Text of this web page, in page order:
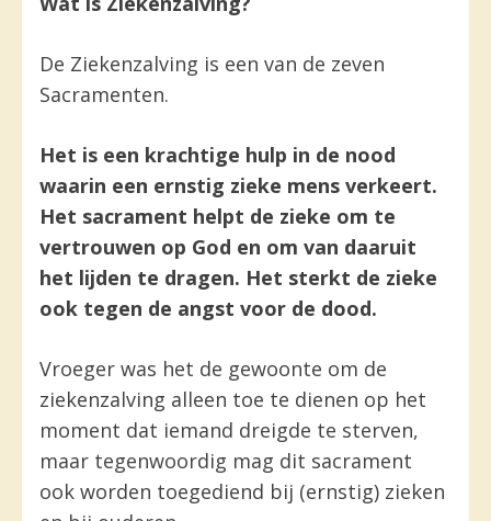
De Ziekenzalving is een van de zeven
Sacramenten.
Het is een krachtige hulp in de nood
waarin een ernstig zieke mens verkeert.
Het sacrament helpt de zieke om te
vertrouwen op God en om van daaruit
het lijden te dragen. Het sterkt de zieke
ook tegen de angst voor de dood.
Vroeger was het de gewoonte om de
ziekenzalving alleen toe te dienen op het
moment dat iemand dreigde te sterven,
maar tegenwoordig mag dit sacrament
ook worden toegediend bij (ernstig) zieken